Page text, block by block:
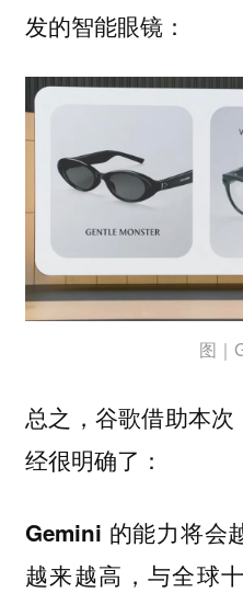
发的智能眼镜：
图｜
总之，谷歌借助本
经很明确了：
Gemini 的能力将会
越来越高，与全球